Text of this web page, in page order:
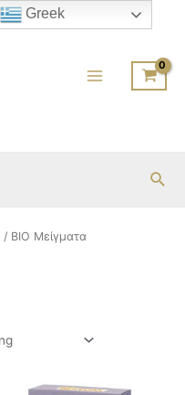
/ BIO Μείγματα
Greek